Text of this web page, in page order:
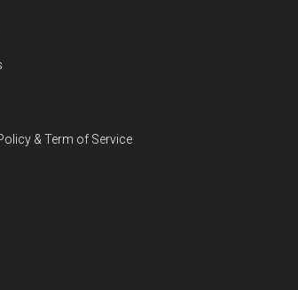
& Term of Service